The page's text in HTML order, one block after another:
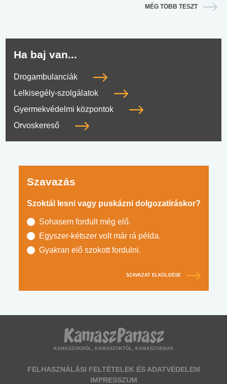
MÉG TÖBB TESZT
Ha baj van...
Drogambulanciák
Lelkisegély-szolgálatok
Gyermekvédelmi központok
Orvoskereső
Szavazás
Szoktál lesni vagy puskázni dolgozatíráskor?
Sohasem fordult még elő.
Egyszer-kétszer volt már rá példa.
Gyakran elő szokott fordulni.
SZAVAZAT ELKÜLDÉSE
KAMASZOKRÓL, KAMASZOKTÓL, KAMASZOKNAK
FELHASZNÁLÁSI FELTÉTELEK ÉS ADATVÉDELEM
IMPRESSZUM